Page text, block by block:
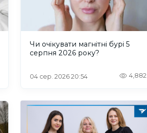
Чи очікувати магнітні бурі 5
серпня 2026 року?
04 сер. 2026 20:54 4,882